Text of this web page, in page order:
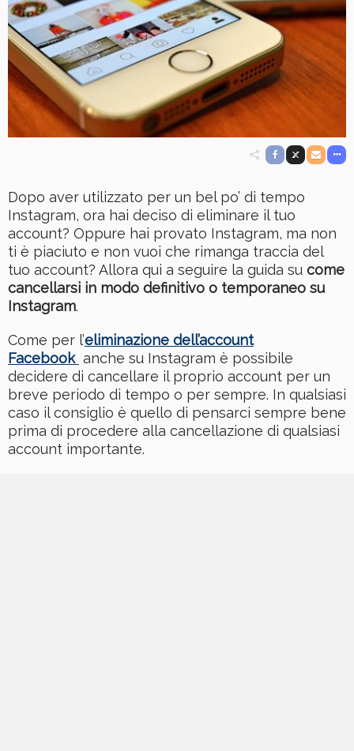
Dopo aver utilizzato per un bel po’ di tempo
Instagram, ora hai deciso di eliminare il tuo
account? Oppure hai provato Instagram, ma non
ti è piaciuto e non vuoi che rimanga traccia del
tuo account? Allora qui a seguire la guida su come
cancellarsi in modo definitivo o temporaneo su
Instagram.
Come per l’eliminazione dell’account
Facebook anche su Instagram è possibile
decidere di cancellare il proprio account per un
breve periodo di tempo o per sempre. In qualsiasi
caso il consiglio è quello di pensarci sempre bene
prima di procedere alla cancellazione di qualsiasi
account importante.